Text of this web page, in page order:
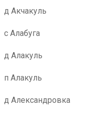
д Акчакуль
с Алабуга
д Алакуль
п Алакуль
д Александровка